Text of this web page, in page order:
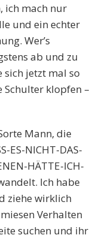
ich mach nur
und ein echter
Wer’s
ab und zu
sich jetzt mal so
Schulter klopfen –
Mann, die
ES-NICHT-DAS-
HÄTTE-ICH-
Ich habe
ziehe wirklich
Verhalten
suchen und ihr